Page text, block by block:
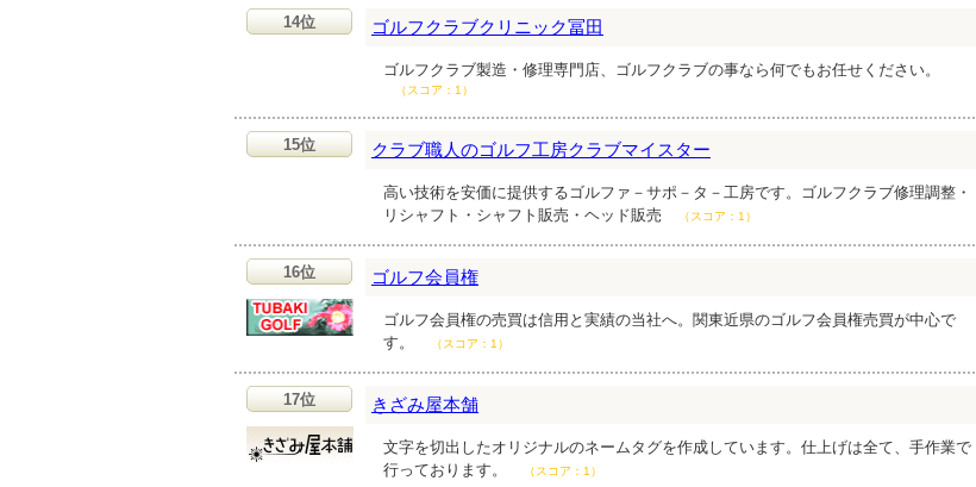
14位 ゴルフクラブクリニック冨田
ゴルフクラブ製造・修理専門店、ゴルフクラブの事なら何でもお任せください。
（スコア：1）
15位 クラブ職人のゴルフ工房クラブマイスター
高い技術を安価に提供するゴルファ－サポ－タ－工房です。ゴルフクラブ修理調整・
リシャフト・シャフト販売・ヘッド販売
（スコア：1）
16位 ゴルフ会員権
ゴルフ会員権の売買は信用と実績の当社へ。関東近県のゴルフ会員権売買が中心で
す。
（スコア：1）
17位 きざみ屋本舗
文字を切出したオリジナルのネームタグを作成しています。仕上げは全て、手作業で
行っております。
（スコア：1）